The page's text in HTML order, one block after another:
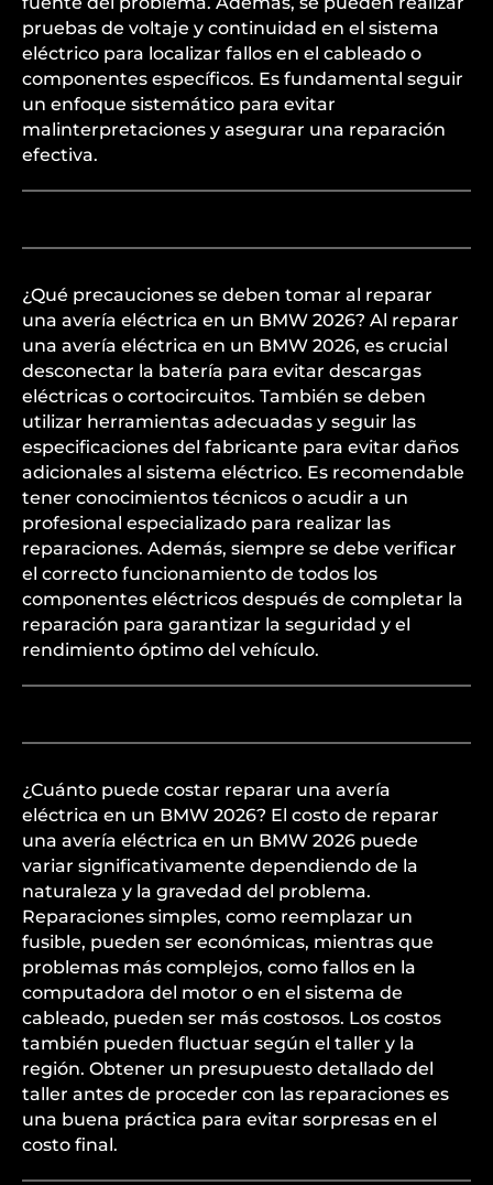
pruebas de voltaje y continuidad en el sistema
eléctrico para localizar fallos en el cableado o
componentes específicos. Es fundamental seguir
un enfoque sistemático para evitar
malinterpretaciones y asegurar una reparación
efectiva.
¿Qué precauciones se deben tomar al reparar
una avería eléctrica en un BMW 2026? Al reparar
una avería eléctrica en un BMW 2026, es crucial
desconectar la batería para evitar descargas
eléctricas o cortocircuitos. También se deben
utilizar herramientas adecuadas y seguir las
especificaciones del fabricante para evitar daños
adicionales al sistema eléctrico. Es recomendable
tener conocimientos técnicos o acudir a un
profesional especializado para realizar las
reparaciones. Además, siempre se debe verificar
el correcto funcionamiento de todos los
componentes eléctricos después de completar la
reparación para garantizar la seguridad y el
rendimiento óptimo del vehículo.
¿Cuánto puede costar reparar una avería
eléctrica en un BMW 2026? El costo de reparar
una avería eléctrica en un BMW 2026 puede
variar significativamente dependiendo de la
naturaleza y la gravedad del problema.
Reparaciones simples, como reemplazar un
fusible, pueden ser económicas, mientras que
problemas más complejos, como fallos en la
computadora del motor o en el sistema de
cableado, pueden ser más costosos. Los costos
también pueden fluctuar según el taller y la
región. Obtener un presupuesto detallado del
taller antes de proceder con las reparaciones es
una buena práctica para evitar sorpresas en el
costo final.